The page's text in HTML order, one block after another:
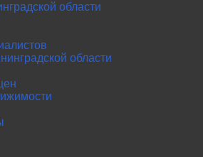
области
области